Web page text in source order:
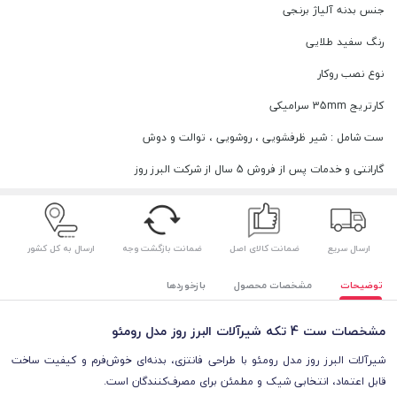
جنس بدنه آلیاژ برنجی
رنگ سفید طلایی
نوع نصب روکار
کارتریج 35mm سرامیکی
ست شامل : شیر ظرفشویی ، روشویی ، توالت و دوش
گارانتی و خدمات پس از فروش 5 سال از شرکت البرز روز
ارسال سریع ضمانت کالای اصل ضمانت بازگشت وجه ارسال به کل کشور
توضیحات مشخصات محصول بازخوردها
مشخصات ست 4 تکه شیرآلات البرز روز مدل رومئو
شیرآلات البرز روز مدل رومئو با طراحی فانتزی، بدنه‌ای خوش‌فرم و کیفیت ساخت
قابل اعتماد، انتخابی شیک و مطمئن برای مصرف‌کنندگان است.